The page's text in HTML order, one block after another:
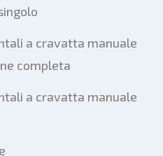
a cravatta manuale
completa
a cravatta manuale